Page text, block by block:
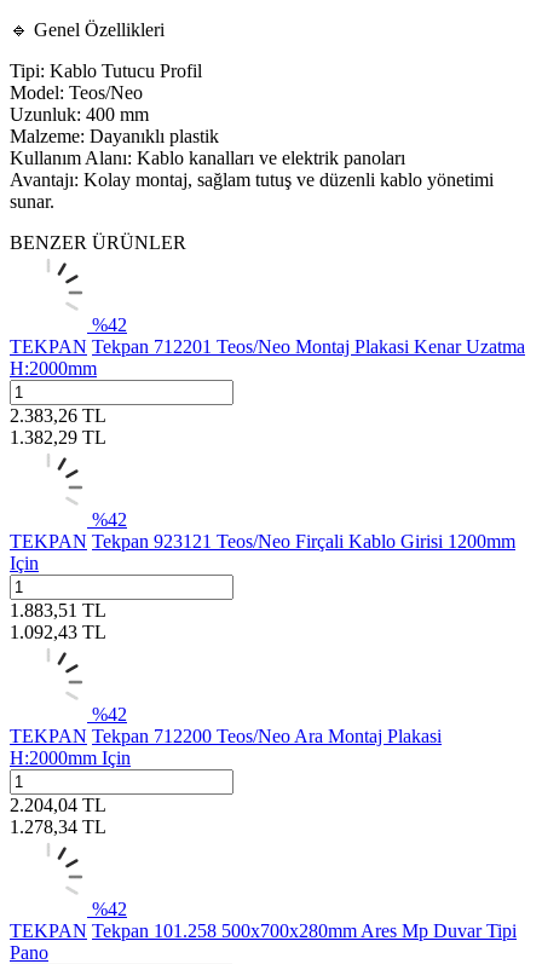
🔹 Genel Özellikleri
Tipi: Kablo Tutucu Profil
Model: Teos/Neo
Uzunluk: 400 mm
Malzeme: Dayanıklı plastik
Kullanım Alanı: Kablo kanalları ve elektrik panoları
Avantajı: Kolay montaj, sağlam tutuş ve düzenli kablo yönetimi
sunar.
BENZER ÜRÜNLER
%42
TEKPAN Tekpan 712201 Teos/Neo Montaj Plakasi Kenar Uzatma
H:2000mm
2.383,26 TL
1.382,29 TL
%42
TEKPAN Tekpan 923121 Teos/Neo Firçali Kablo Girisi 1200mm
Için
1.883,51 TL
1.092,43 TL
%42
TEKPAN Tekpan 712200 Teos/Neo Ara Montaj Plakasi
H:2000mm Için
2.204,04 TL
1.278,34 TL
%42
TEKPAN Tekpan 101.258 500x700x280mm Ares Mp Duvar Tipi
Pano